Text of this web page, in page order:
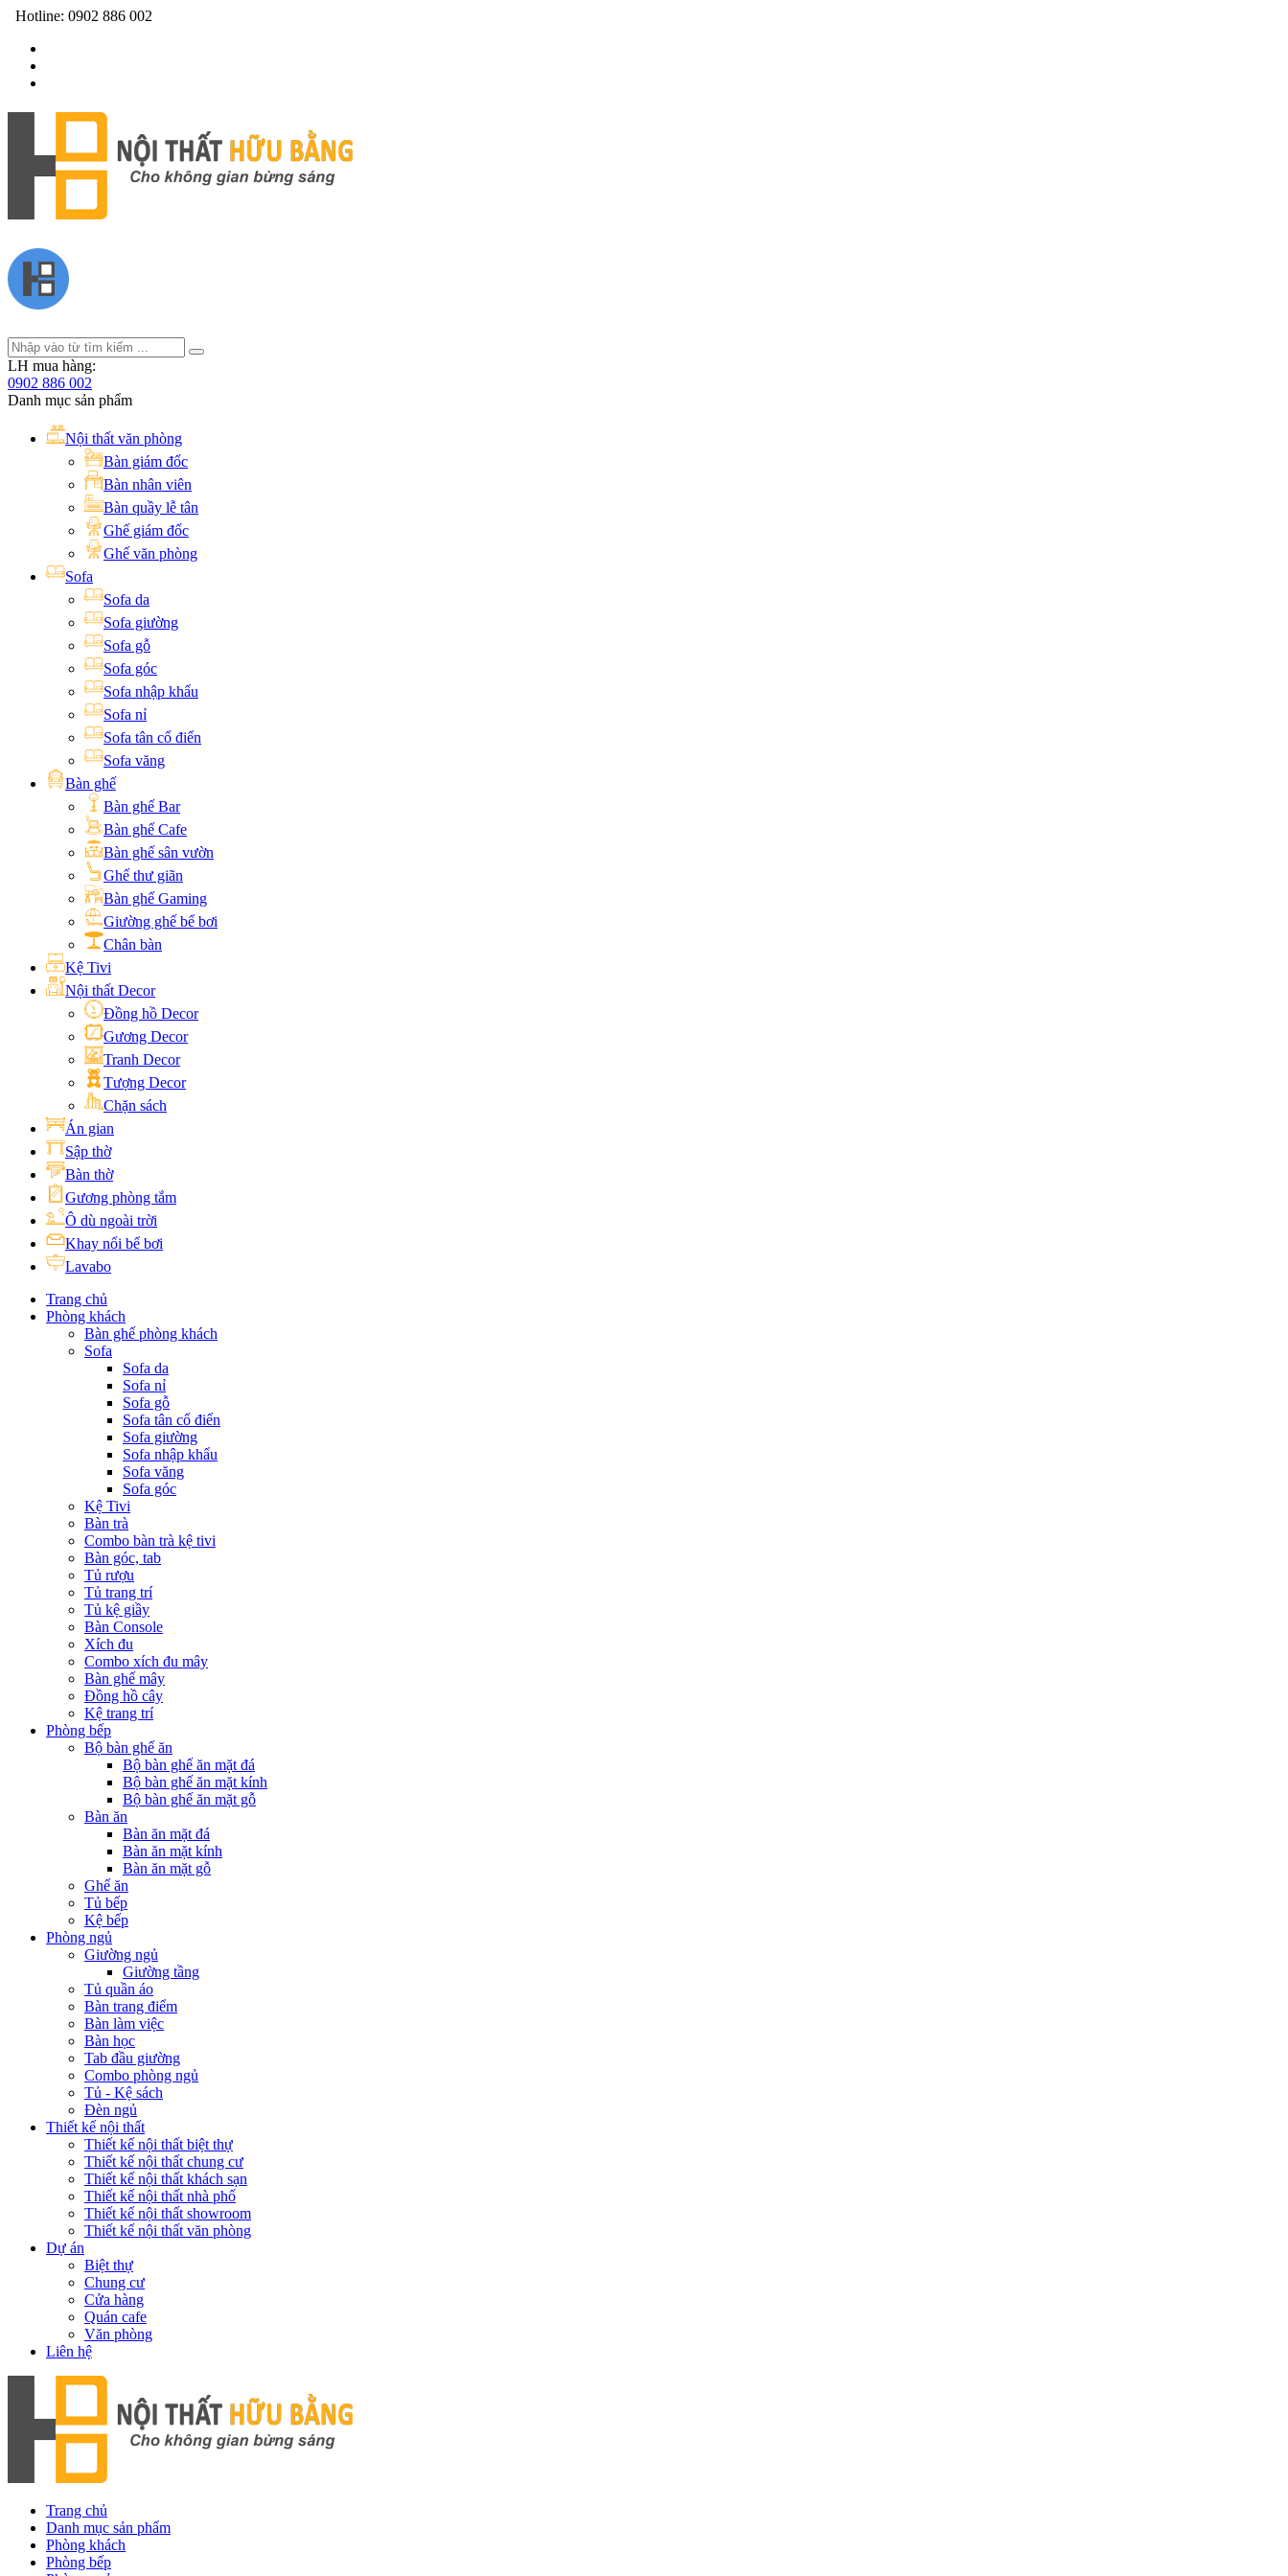
Hotline: 0902 886 002
LH mua hàng:
0902 886 002
Danh mục sản phẩm
Nội thất văn phòng
Bàn giám đốc
Bàn nhân viên
Bàn quầy lễ tân
Ghế giám đốc
Ghế văn phòng
Sofa
Sofa da
Sofa giường
Sofa gỗ
Sofa góc
Sofa nhập khẩu
Sofa nỉ
Sofa tân cổ điển
Sofa văng
Bàn ghế
Bàn ghế Bar
Bàn ghế Cafe
Bàn ghế sân vườn
Ghế thư giãn
Bàn ghế Gaming
Giường ghế bể bơi
Chân bàn
Kệ Tivi
Nội thất Decor
Đồng hồ Decor
Gương Decor
Tranh Decor
Tượng Decor
Chặn sách
Án gian
Sập thờ
Bàn thờ
Gương phòng tắm
Ô dù ngoài trời
Khay nổi bể bơi
Lavabo
Trang chủ
Phòng khách
Bàn ghế phòng khách
Sofa
Sofa da
Sofa nỉ
Sofa gỗ
Sofa tân cổ điển
Sofa giường
Sofa nhập khẩu
Sofa văng
Sofa góc
Kệ Tivi
Bàn trà
Combo bàn trà kệ tivi
Bàn góc, tab
Tủ rượu
Tủ trang trí
Tủ kệ giầy
Bàn Console
Xích đu
Combo xích đu mây
Bàn ghế mây
Đồng hồ cây
Kệ trang trí
Phòng bếp
Bộ bàn ghế ăn
Bộ bàn ghế ăn mặt đá
Bộ bàn ghế ăn mặt kính
Bộ bàn ghế ăn mặt gỗ
Bàn ăn
Bàn ăn mặt đá
Bàn ăn mặt kính
Bàn ăn mặt gỗ
Ghế ăn
Tủ bếp
Kệ bếp
Phòng ngủ
Giường ngủ
Giường tầng
Tủ quần áo
Bàn trang điểm
Bàn làm việc
Bàn học
Tab đầu giường
Combo phòng ngủ
Tủ - Kệ sách
Đèn ngủ
Thiết kế nội thất
Thiết kế nội thất biệt thự
Thiết kế nội thất chung cư
Thiết kế nội thất khách sạn
Thiết kế nội thất nhà phố
Thiết kế nội thất showroom
Thiết kế nội thất văn phòng
Dự án
Biệt thự
Chung cư
Cửa hàng
Quán cafe
Văn phòng
Liên hệ
Trang chủ
Danh mục sản phẩm
Phòng khách
Phòng bếp